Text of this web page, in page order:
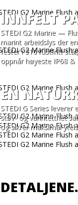
INNFELT
STEDI G2 Marine —
marint arbeidslys der
fester i 316 rustfritt
oppnår høyeste IP68 &
EN
STEDI G Series
støv- og vanntetthet
og sikrer maksimal
DETALJENE.